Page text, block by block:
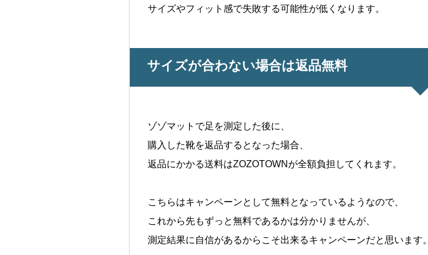
サイズやフィット感で失敗する可能性が低くなります。
サイズが合わない場合は返品無料
ゾゾマットで足を測定した後に、
購入した靴を返品するとなった場合、
返品にかかる送料はZOZOTOWNが全額負担してくれます。
こちらはキャンペーンとして無料となっているようなので、
これから先もずっと無料であるかは分かりませんが、
測定結果に自信があるからこそ出来るキャンペーンだと思います。